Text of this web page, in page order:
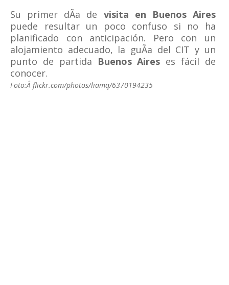
Su primer dÃ­a de visita en Buenos Aires
puede resultar un poco confuso si no ha
planificado con anticipación. Pero con un
alojamiento adecuado, la guÃ­a del CIT y un
punto de partida Buenos Aires es fácil de
conocer.
Foto:Â flickr.com/photos/liamq/6370194235